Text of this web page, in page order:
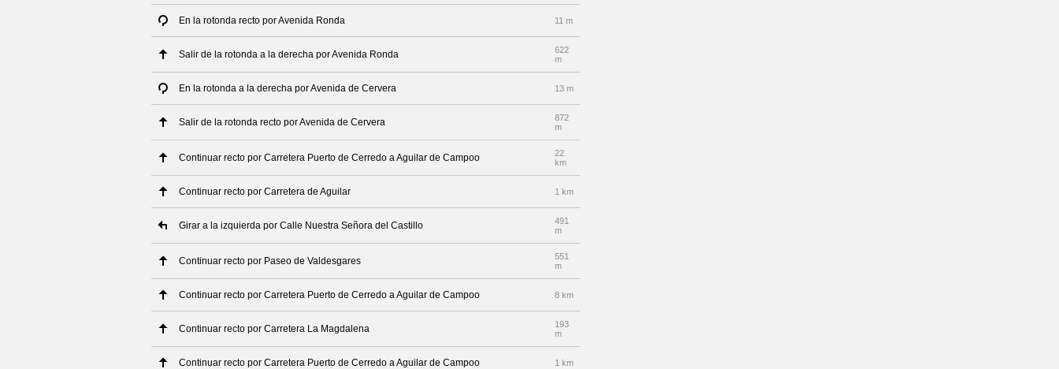
En la rotonda recto por Avenida Ronda 11 m
Salir de la rotonda a la derecha por Avenida Ronda
622
m
En la rotonda a la derecha por Avenida de Cervera 13 m
Salir de la rotonda recto por Avenida de Cervera
872
m
Continuar recto por Carretera Puerto de Cerredo a Aguilar de Campoo
22
km
Continuar recto por Carretera de Aguilar 1 km
Girar a la izquierda por Calle Nuestra Señora del Castillo
491
m
Continuar recto por Paseo de Valdesgares
551
m
Continuar recto por Carretera Puerto de Cerredo a Aguilar de Campoo 8 km
Continuar recto por Carretera La Magdalena
193
m
Continuar recto por Carretera Puerto de Cerredo a Aguilar de Campoo 1 km